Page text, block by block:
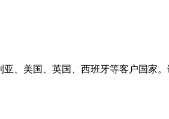
、美国、英国、西班牙等客户国家